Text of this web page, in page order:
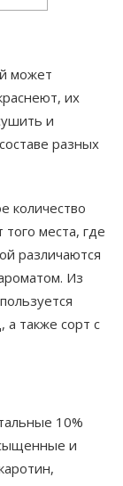
может
их
и
разных
количество
места, где
различаются
Из
а также сорт с
10%
и